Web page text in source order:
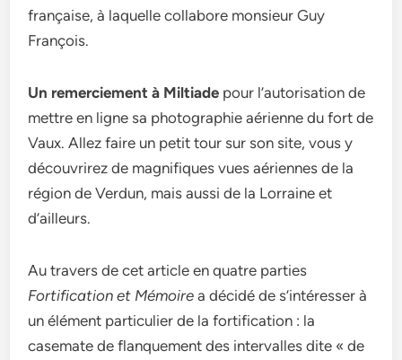
française, à laquelle collabore monsieur Guy
François.
Un remerciement à Miltiade pour l’autorisation de
mettre en ligne sa photographie aérienne du fort de
Vaux. Allez faire un petit tour sur son site, vous y
découvrirez de magnifiques vues aériennes de la
région de Verdun, mais aussi de la Lorraine et
d’ailleurs.
Au travers de cet article en quatre parties
Fortification et Mémoire a décidé de s’intéresser à
un élément particulier de la fortification : la
casemate de flanquement des intervalles dite « de